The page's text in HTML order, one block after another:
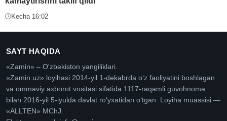
Kecha 16:02
SAYT HAQIDA
«Zamin» – O'zbekiston yangiliklari.
«Zamin.uz» loyihasi 2014-yil 1-dekabrda oʻz faoliyatini boshlagan
va ommaviy axborot vositasi sifatida 1117-raqamli guvohnoma
bilan 2016-yil 5-iyulda davlat roʻyxatidan oʻtgan. Loyiha muassisi —
«ALLTEN» MChJ.